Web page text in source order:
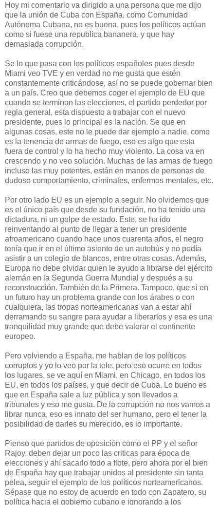
Hoy mi comentario va dirigido a una persona que me dijo
que la unión de Cuba con España, como Comunidad
Autónoma Cubana, no es buena, pues los políticos actúan
como si fuese una republica bananera, y que hay
demasiada corrupción.
Se lo que pasa con los políticos españoles pues desde
Miami veo TVE y en verdad no me gusta que estén
constantemente criticándose, así no se puede gobernar bien
a un país. Creo que debemos coger el ejemplo de EU que
cuando se terminan las elecciones, el partido perdedor por
regla general, esta dispuesto a trabajar con el nuevo
presidente, pues lo principal es la nación. Se que en
algunas cosas, este no le puede dar ejemplo a nadie, como
es la tenencia de armas de fuego, eso es algo que esta
fuera de control y lo ha hecho muy violento. La cosa va en
crescendo y no veo solución. Muchas de las armas de fuego
incluso las muy potentes, están en manos de personas de
dudoso comportamiento, criminales, enfermos mentales, etc.
Por otro lado EU es un ejemplo a seguir. No olvidemos que
es el único país que desde su fundación, no ha tenido una
dictadura, ni un golpe de estado. Este, se ha ido
reinventando al punto de llegar a tener un presidente
afroamericano cuando hace unos cuarenta años, el negro
tenía que ir en el último asiento de un autobús y no podía
asistir a un colegio de blancos, entre otras cosas. Además,
Europa no debe olvidar quien le ayudo a librarse del ejército
alemán en la Segunda Guerra Mundial y después a su
reconstrucción. También de la Primera. Tampoco, que si en
un futuro hay un problema grande con los árabes o con
cualquiera, las tropas norteamericanas van a estar ahí
derramando su sangre para ayudar a liberarlos y esa es una
tranquilidad muy grande que debe valorar el continente
europeo.
Pero volviendo a España, me hablan de los políticos
corruptos y yo lo veo por la tele, pero eso ocurre en todos
los lugares, se ve aquí en Miami, en Chicago, en todos los
EU, en todos los países, y que decir de Cuba. Lo bueno es
que en España sale a luz pública y son llevados a
tribunales y eso me gusta. De la corrupción no nos vamos a
librar nunca, eso es innato del ser humano, pero el tener la
posibilidad de darles su merecido, es lo importante.
Pienso que partidos de oposición como el PP y el señor
Rajoy, deben dejar un poco las criticas para época de
elecciones y ahí sacarlo todo a flote, pero ahora por el bien
de España hay que trabajar unidos al presidente sin tanta
pelea, seguir el ejemplo de los políticos norteamericanos.
Sépase que no estoy de acuerdo en todo con Zapatero, su
política hacia el gobierno cubano e ignorando a los